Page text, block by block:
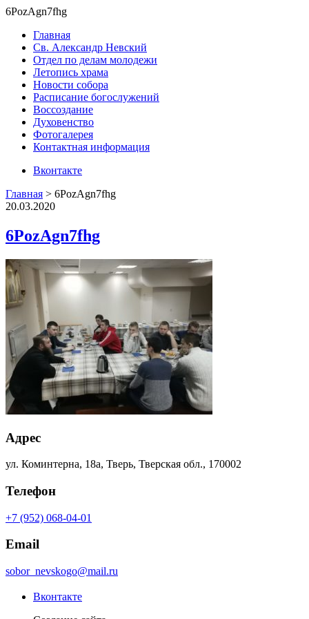
6PozAgn7fhg
Главная
Св. Александр Невский
Отдел по делам молодежи
Летопись храма
Новости собора
Расписание богослужений
Воссоздание
Духовенство
Фотогалерея
Контактная информация
Вконтакте
Главная > 6PozAgn7fhg
20.03.2020
6PozAgn7fhg
Адрес
ул. Коминтерна, 18а, Тверь, Тверская обл., 170002
Телефон
+7 (952) 068-04-01
Email
sobor_nevskogo@mail.ru
Вконтакте